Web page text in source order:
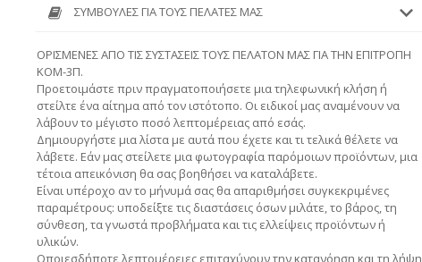
ΣΥΜΒΟΥΛΈΣ ΓΙΑ ΤΟΥΣ ΠΕΛΆΤΕΣ ΜΑΣ
ΟΡΙΣΜΕΝΕΣ ΑΠΟ ΤΙΣ ΣΥΣΤΑΣΕΙΣ ΤΟΥΣ ΠΕΛΑΤΟΝ ΜΑΣ ΓΙΑ ΤΗΝ ΕΠΙΤΡΟΠΗ
ΚΟΜ-3Π.
Προετοιμάστε πριν πραγματοποιήσετε μια τηλεφωνική κλήση ή
στείλτε ένα αίτημα από τον ιστότοπο. Οι ειδικοί μας αναμένουν να
λάβουν το μέγιστο ποσό λεπτομέρειας από εσάς.
Δημιουργήστε μια λίστα με αυτά που έχετε και τι τελικά θέλετε να
λάβετε. Εάν μας στείλετε μια φωτογραφία παρόμοιων προϊόντων, μια
τέτοια απεικόνιση θα σας βοηθήσει να καταλάβετε.
Είναι υπέροχο αν το μήνυμά σας θα απαριθμήσει συγκεκριμένες
παραμέτρους: υποδείξτε τις διαστάσεις όσων μιλάτε, το βάρος, τη
σύνθεση, τα γνωστά προβλήματα και τις ελλείψεις προϊόντων ή
υλικών.
Οποιεσδήποτε λεπτομέρειες επιταχύνουν την κατανόηση και τη λήψη